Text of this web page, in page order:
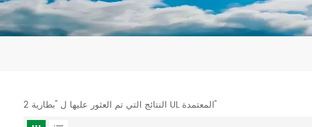
2 النتائج التي تم العثور عليها ل "بطارية UL المعتمدة"